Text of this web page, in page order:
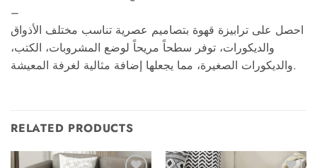
–
احصل على ترابيزة قهوة بتصاميم عصرية تناسب مختلف الأذواق
والديكورات، توفر سطحاً مريحاً لوضع المشروبات، الكتب،
والديكورات الصغيرة، مما يجعلها إضافة مثالية لغرفة المعيشة.
RELATED PRODUCTS